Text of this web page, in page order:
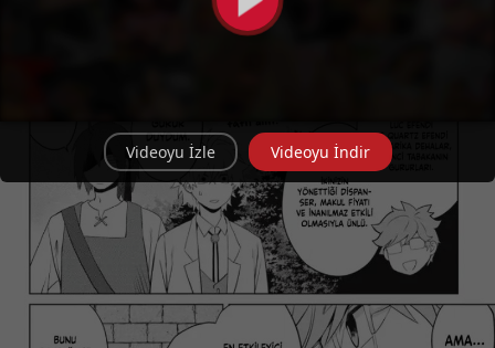
Videoyu İzle Videoyu İndir